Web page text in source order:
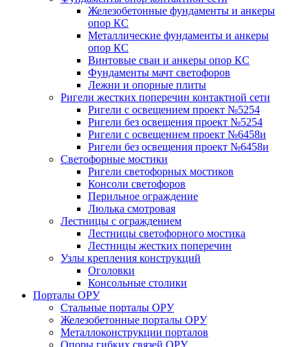
Железобетонные фундаменты и анкеры
опор КС
Металлические фундаменты и анкеры
опор КС
Винтовые сваи и анкеры опор КС
Фундаменты мачт светофоров
Лежни и опорные плиты
Ригели жестких поперечин контактной сети
Ригели с освещением проект №5254
Ригели без освещения проект №5254
Ригели с освещением проект №6458и
Ригели без освещения проект №6458и
Светофорные мостики
Ригели светофорных мостиков
Консоли светофоров
Перильное ограждение
Люлька смотровая
Лестницы с ограждением
Лестницы светофорного мостика
Лестницы жестких поперечин
Узлы крепления конструкций
Оголовки
Консольные столики
Порталы ОРУ
Стальные порталы ОРУ
Железобетонные порталы ОРУ
Металлоконструкции порталов
Опоры гибких связей ОРУ